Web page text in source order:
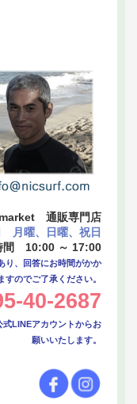
通販専門店
月曜、日曜、祝日
間 10:00 ～ 17:00
り、回答にお時間がかか
すのでご了承ください。
40-2687
式LINEアカウントからお
願いいたします。